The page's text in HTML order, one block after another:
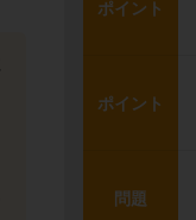
ポイント
ポイント
問題